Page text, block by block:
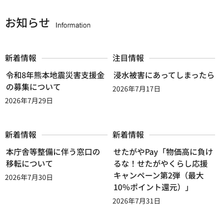
お知らせ
新着情報
令和8年熊本地震災害支援金
の募集について
2026年7月29日
注目情報
浸水被害にあってしまったら
2026年7月17日
新着情報
本庁舎等整備に伴う窓口の
移転について
2026年7月30日
新着情報
せたがやPay「物価高に負け
るな！せたがやくらし応援
キャンペーン第2弾（最大
10％ポイント還元）」
2026年7月31日